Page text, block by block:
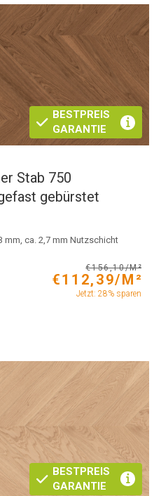
BESTPREIS
GARANTIE
Stab 750
gebürstet
mm, ca. 2,7 mm Nutzschicht
€156,10/M²
€112,39/M²
Jetzt: 28% sparen
BESTPREIS
GARANTIE